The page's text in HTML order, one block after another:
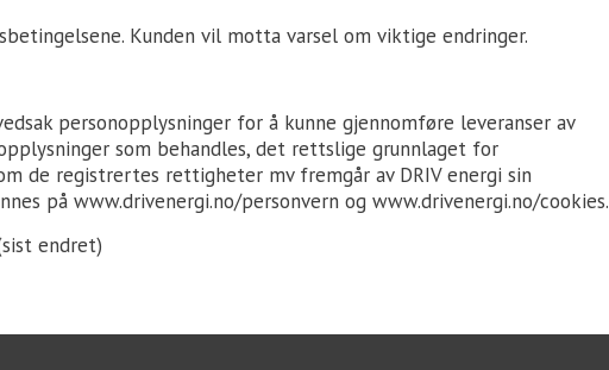
Kunden vil motta varsel om viktige endringer.
personopplysninger for å kunne gjennomføre leveranser av
som behandles, det rettslige grunnlaget for
de registrertes rettigheter mv fremgår av DRIV energi sin
på www.drivenergi.no/personvern og www.drivenergi.no/cookies.
endret)